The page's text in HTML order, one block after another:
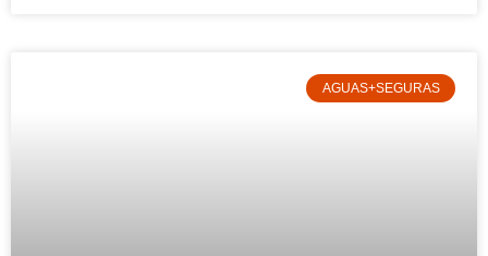
AGUAS+SEGURAS